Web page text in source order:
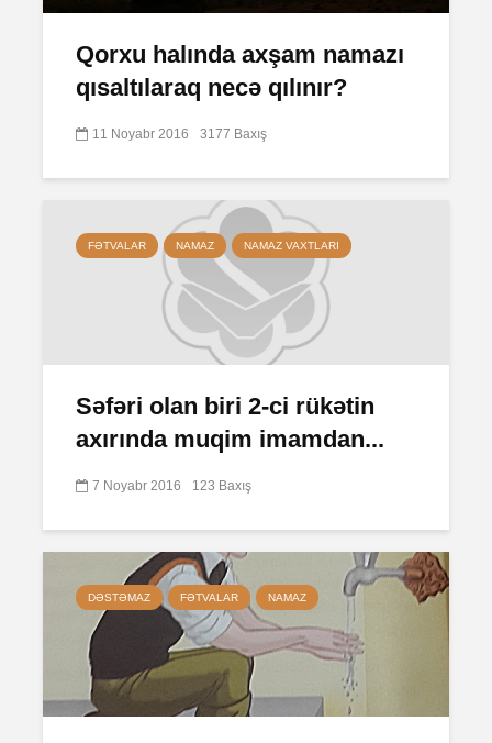
Qorxu halında axşam namazı
qısaltılaraq necə qılınır?
11 Noyabr 2016 3177 Baxış
FƏTVALAR NAMAZ NAMAZ VAXTLARI
Səfəri olan biri 2-ci rükətin
axırında muqim imamdan...
7 Noyabr 2016 123 Baxış
DƏSTƏMAZ FƏTVALAR NAMAZ